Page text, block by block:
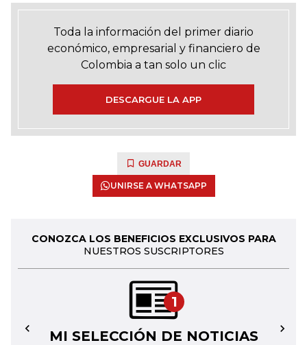
Toda la información del primer diario
económico, empresarial y financiero de
Colombia a tan solo un clic
DESCARGUE LA APP
GUARDAR
UNIRSE A WHATSAPP
CONOZCA LOS BENEFICIOS EXCLUSIVOS PARA
NUESTROS SUSCRIPTORES
1
MI SELECCIÓN DE NOTICIAS
← →